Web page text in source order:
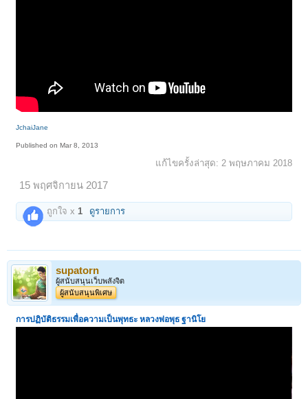
JchaiJane
Published on Mar 8, 2013
แก้ไขครั้งล่าสุด: 2 พฤษภาคม 2018
15 พฤศจิกายน 2017
ถูกใจ x1 ดูรายการ
supatorn
ผู้สนับสนุนเว็บพลังจิต
ผู้สนับสนุนพิเศษ
การปฏิบัติธรรมเพื่อความเป็นพุทธะหลวงพ่อพุธ ฐานิโย